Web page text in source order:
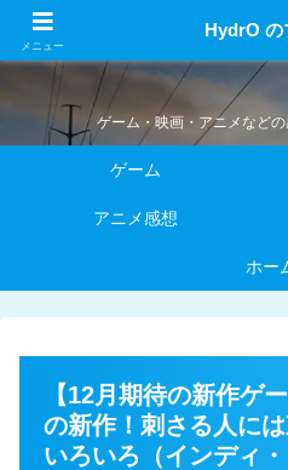
HydrO の
ゲーム・映画・アニメなど
ゲーム
アニメ感想
ホー
【12月期待の新作ゲ
の新作！刺さる人に
いろいろ（インディ
メニュー
HydrO の